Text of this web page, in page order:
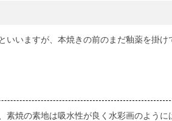
いいますが、本焼きの前のまだ釉薬を掛
素焼の素地は吸水性が良く水彩画のよう